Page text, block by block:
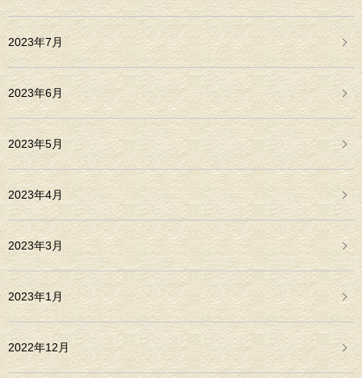
2023年7月
2023年6月
2023年5月
2023年4月
2023年3月
2023年1月
2022年12月